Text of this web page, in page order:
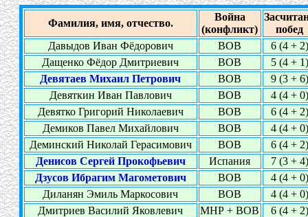
Фамилия, имя, отчество.
Война
(конфликт)
побед
Давыдов Иван Фёдорович
ВОВ
6 (4 + 2)
Дащенко Фёдор Дмитриевич
ВОВ
5 (4 + 1)
Девятаев Михаил Петрович
ВОВ
9 (3 + 6)
Девяткин Иван Павлович
ВОВ
4 (4 + 0)
Девятко Григорий Николаевич
ВОВ
6 (4 + 2)
Демиков Павел Михайлович
ВОВ
4 (4 + 0)
Деминский Николай Герасимович
ВОВ
6 (4 + 2)
Денисов Сергей Прокофьевич
Испания
7 (3 + 4)
Дзусов Ибрагим Магометович
ВОВ
4 (4 + 0)
Диланян Эмиль Маркосович
ВОВ
4 (4 + 0)
Дмитриев Василий Яковлевич
МНР + ВОВ
6 (4 + 2)